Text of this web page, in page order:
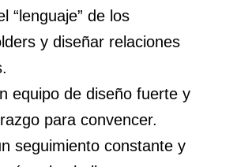
“lenguaje” de los
y diseñar relaciones
equipo de diseño fuerte y
para convencer.
seguimiento constante y